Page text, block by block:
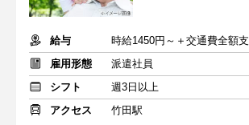
給与
時給1450円～＋交通費全額
雇用形態
派遣社員
シフト
週3日以上
アクセス
竹田駅